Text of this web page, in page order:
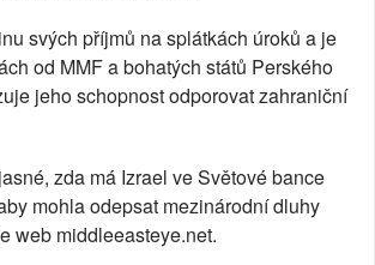
svých příjmů na splátkách úroků a je
od MMF a bohatých států Perského
jeho schopnost odporovat zahraniční
zda má Izrael ve Světové bance
mohla odepsat mezinárodní dluhy
web middleeasteye.net.